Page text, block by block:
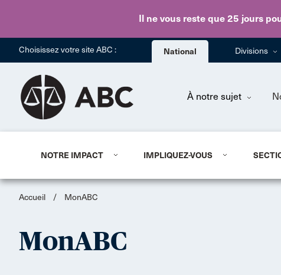
Il ne vous reste que 25 jours
Choisissez votre site ABC : National Divisions
À notre sujet
NOTRE IMPACT IMPLIQUEZ-VOUS
Accueil / MonABC
MonABC